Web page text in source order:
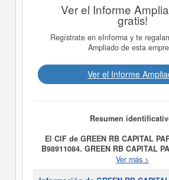
Ver el Informe
gratis!
Regístrate en eInforma y te
Ampliado de esta
Ver el Informe
Resumen
El CIF de GREEN RB CAPITAL
B98911084. GREEN RB CAPITAL
constituyó el día 26/04/2017 con el
sociedad tiene por objeto el ejercicio
Ver más >